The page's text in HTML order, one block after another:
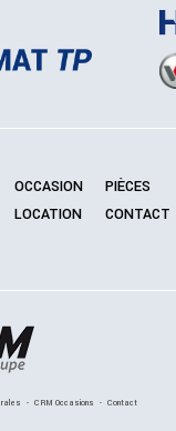
OCCASION
LOCATION
PIÈCES
CONTACT
- CRM Occasions - Contact